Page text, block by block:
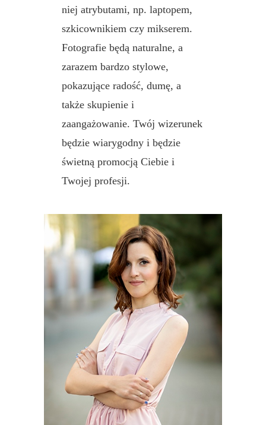
niej atrybutami, np. laptopem,
szkicownikiem czy mikserem.
Fotografie będą naturalne, a
zarazem bardzo stylowe,
pokazujące radość, dumę, a
także skupienie i
zaangażowanie. Twój wizerunek
będzie wiarygodny i będzie
świetną promocją Ciebie i
Twojej profesji.